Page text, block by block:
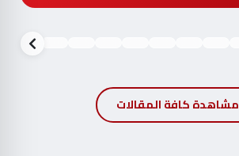
مشاهدة كافة المقالات